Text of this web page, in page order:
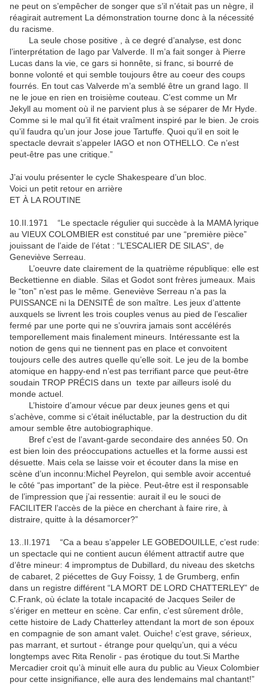
ne peut on s’empêcher de songer que s’il n’était pas un nègre, il
réagirait autrement La démonstration tourne donc à la nécessité
du racisme.
La seule chose positive , à ce degré d’analyse, est donc
l’interprétation de Iago par Valverde. Il m’a fait songer à Pierre
Lucas dans la vie, ce gars si honnête, si franc, si bourré de
bonne volonté et qui semble toujours être au coeur des coups
fourrés. En tout cas Valverde m’a semblé être un grand Iago. Il
ne le joue en rien en troisième couteau. C’est comme un Mr
Jekyll au moment où il ne parvient plus à se séparer de Mr Hyde.
Comme si le mal qu’il fit était vraîment inspiré par le bien. Je crois
qu’il faudra qu’un jour Jose joue Tartuffe. Quoi qu’il en soit le
spectacle devrait s’appeler IAGO et non OTHELLO. Ce n’est
peut-être pas une critique.”
J’ai voulu présenter le cycle Shakespeare d’un bloc.
Voici un petit retour en arrière
ET À LA ROUTINE
10.II.1971 “Le spectacle régulier qui succède à la MAMA lyrique
au VIEUX COLOMBIER est constitué par une “première pièce”
jouissant de l’aide de l’état : “L’ESCALIER DE SILAS”, de
Geneviève Serreau.
L’oeuvre date clairement de la quatrième république: elle est
Beckettienne en diable. Silas et Godot sont frères jumeaux. Mais
le “ton” n’est pas le même. Geneviève Serreau n’a pas la
PUISSANCE ni la DENSITÉ de son maître. Les jeux d’attente
auxquels se livrent les trois couples venus au pied de l’escalier
fermé par une porte qui ne s’ouvrira jamais sont accélérés
temporellement mais finalement mineurs. Intéressante est la
notion de gens qui ne tiennent pas en place et convoitent
toujours celle des autres quelle qu’elle soit. Le jeu de la bombe
atomique en happy-end n’est pas terrifiant parce que peut-être
soudain TROP PRÉCIS dans un texte par ailleurs isolé du
monde actuel.
L’histoire d’amour vécue par deux jeunes gens et qui
s’achève, comme si c’était inéluctable, par la destruction du dit
amour semble être autobiographique.
Bref c’est de l’avant-garde secondaire des années 50. On
est bien loin des préoccupations actuelles et la forme aussi est
désuette. Mais cela se laisse voir et écouter dans la mise en
scène d’un inconnu:Michel Peyrelon, qui semble avoir accentué
le côté “pas important” de la pièce. Peut-être est il responsable
de l’impression que j’ai ressentie: aurait il eu le souci de
FACILITER l’accès de la pièce en cherchant à faire rire, à
distraire, quitte à la désamorcer?”
13..II.1971 “Ca a beau s’appeler LE GOBEDOUILLE, c’est rude:
un spectacle qui ne contient aucun élément attractif autre que
d’être mineur: 4 impromptus de Dubillard, du niveau des sketchs
de cabaret, 2 piécettes de Guy Foissy, 1 de Grumberg, enfin
dans un registre différent “LA MORT DE LORD CHATTERLEY” de
C.Frank, où éclate la totale incapacité de Jacques Seiler de
s’ériger en metteur en scène. Car enfin, c’est sûrement drôle,
cette histoire de Lady Chatterley attendant la mort de son époux
en compagnie de son amant valet. Ouiche! c’est grave, sérieux,
pas marrant, et surtout - étrange pour quelqu’un, qui a vécu
longtemps avec Rita Renolir - pas érotique du tout.Si Marthe
Mercadier croit qu’à minuit elle aura du public au Vieux Colombier
pour cette insignifiance, elle aura des lendemains mal chantant!”